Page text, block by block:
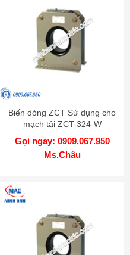
Biến dòng ZCT Sử dụng cho
mạch tải ZCT-324-W
Mitsubishi
Gọi ngay: 0909.067.950
Ms.Châu